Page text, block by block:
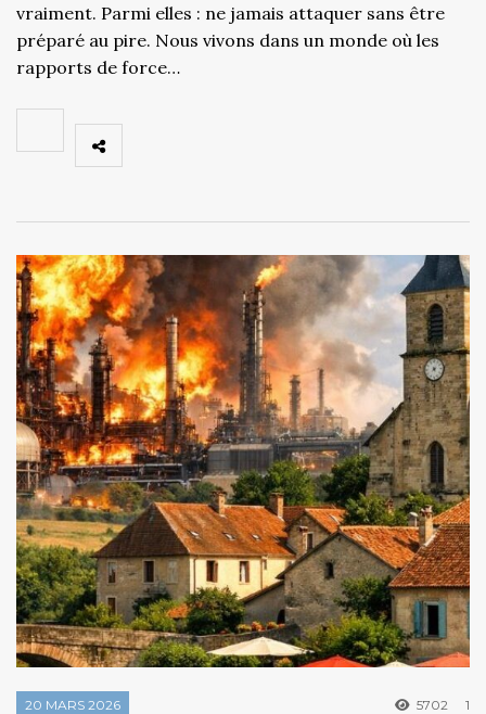
vraiment. Parmi elles : ne jamais attaquer sans être
préparé au pire. Nous vivons dans un monde où les
rapports de force…
20 MARS 2026 5702 1